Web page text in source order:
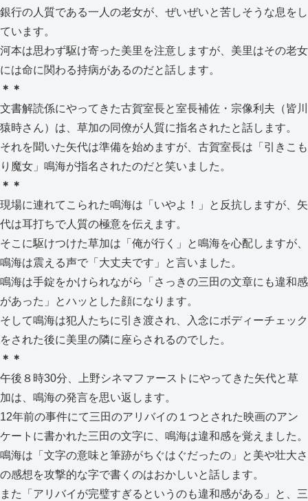
銀行の人質である一人の老女が、ぜいぜいと苦しそうな息をし
ています。
河本は思わず駆け寄った美里を注意しますが、美里はその老女
には命に関わる持病があるのだと話します。
＊＊
文書解読係にやってきた古賀室長と室長補佐・宗像利夫（皆川
猿時さん）は、草加の同僚が人質に指名されたと話します。
それを聞いた矢代は準備を始めますが、古賀室長は「引きこも
り魔女」鳴海が指名されたのだと笑いました。
＊＊
現場に連れてこられた鳴海は「いやよ！」と反抗しますが、矢
代は耳打ちで人質の極意を伝えます。
そこに駆けつけた草加は「俺が行く」と鳴海を心配しますが、
鳴海は震える声で「大丈夫です」と言いました。
鳴海は手錠をかけられながら「さっきの三田の文章にも違和感
があった」とハッとした顔になります。
そして鳴海は犯人たちに引き渡され、入念にボディーチェック
をされた後に美里の隣に座らされるのでした。
＊＊
午後８時30分、上野シネマファーストにやってきた矢代と草
加は、鳴海の発言を思い返します。
12年前の事件にて三田のアリバイの１つとされた映画のアン
ケートに書かれた三田の文字に、鳴海は違和感を覚えました。
鳴海は「文字の意味と筆跡がちぐはぐだったの」と美や壮大さ
の感想を攻撃的な字で書くのはおかしいと話します。
また「アリバイが完璧すぎるというのも違和感がある」と、三